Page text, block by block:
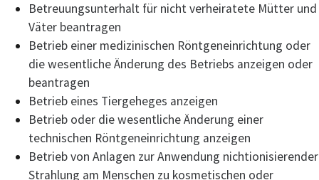
Betreuungsunterhalt für nicht verheiratete Mütter und
Väter beantragen
Betrieb einer medizinischen Röntgeneinrichtung oder
die wesentliche Änderung des Betriebs anzeigen oder
beantragen
Betrieb eines Tiergeheges anzeigen
Betrieb oder die wesentliche Änderung einer
technischen Röntgeneinrichtung anzeigen
Betrieb von Anlagen zur Anwendung nichtionisierender
Strahlung am Menschen zu kosmetischen oder